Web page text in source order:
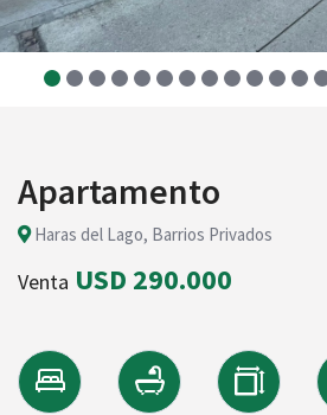
Apartamento
Haras del Lago, Barrios Privados
Venta USD 290.000